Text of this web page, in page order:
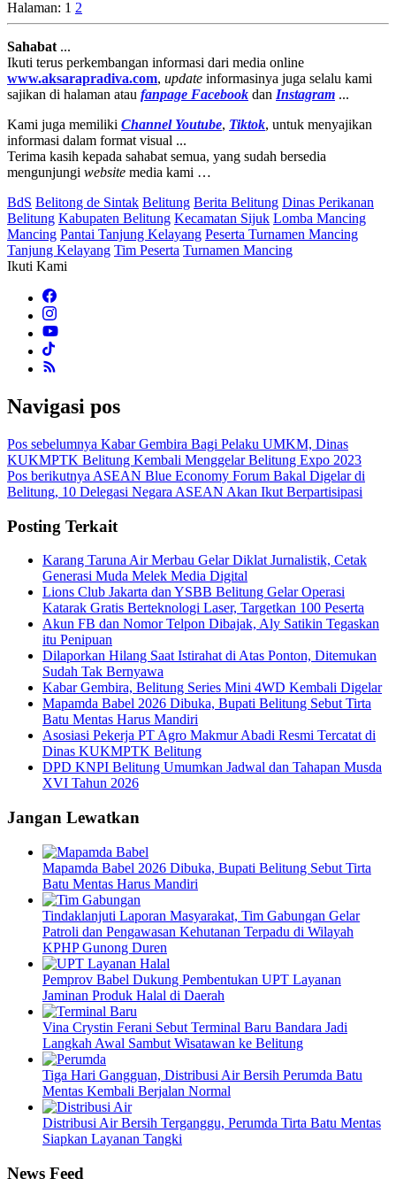
Halaman: 1 2
Sahabat ...
Ikuti terus perkembangan informasi dari media online
www.aksarapradiva.com, update informasinya juga selalu kami
sajikan di halaman atau fanpage Facebook dan Instagram ...
Kami juga memiliki Channel Youtube, Tiktok, untuk menyajikan
informasi dalam format visual ...
Terima kasih kepada sahabat semua, yang sudah bersedia
mengunjungi website media kami …
BdS Belitong de Sintak Belitung Berita Belitung Dinas Perikanan
Belitung Kabupaten Belitung Kecamatan Sijuk Lomba Mancing
Mancing Pantai Tanjung Kelayang Peserta Turnamen Mancing
Tanjung Kelayang Tim Peserta Turnamen Mancing
Ikuti Kami
Navigasi pos
Pos sebelumnya Kabar Gembira Bagi Pelaku UMKM, Dinas
KUKMPTK Belitung Kembali Menggelar Belitung Expo 2023
Pos berikutnya ASEAN Blue Economy Forum Bakal Digelar di
Belitung, 10 Delegasi Negara ASEAN Akan Ikut Berpartisipasi
Posting Terkait
Karang Taruna Air Merbau Gelar Diklat Jurnalistik, Cetak
Generasi Muda Melek Media Digital
Lions Club Jakarta dan YSBB Belitung Gelar Operasi
Katarak Gratis Berteknologi Laser, Targetkan 100 Peserta
Akun FB dan Nomor Telpon Dibajak, Aly Satikin Tegaskan
itu Penipuan
Dilaporkan Hilang Saat Istirahat di Atas Ponton, Ditemukan
Sudah Tak Bernyawa
Kabar Gembira, Belitung Series Mini 4WD Kembali Digelar
Mapamda Babel 2026 Dibuka, Bupati Belitung Sebut Tirta
Batu Mentas Harus Mandiri
Asosiasi Pekerja PT Agro Makmur Abadi Resmi Tercatat di
Dinas KUKMPTK Belitung
DPD KNPI Belitung Umumkan Jadwal dan Tahapan Musda
XVI Tahun 2026
Jangan Lewatkan
Mapamda Babel 2026 Dibuka, Bupati Belitung Sebut Tirta
Batu Mentas Harus Mandiri
Tindaklanjuti Laporan Masyarakat, Tim Gabungan Gelar
Patroli dan Pengawasan Kehutanan Terpadu di Wilayah
KPHP Gunong Duren
Pemprov Babel Dukung Pembentukan UPT Layanan
Jaminan Produk Halal di Daerah
Vina Crystin Ferani Sebut Terminal Baru Bandara Jadi
Langkah Awal Sambut Wisatawan ke Belitung
Tiga Hari Gangguan, Distribusi Air Bersih Perumda Batu
Mentas Kembali Berjalan Normal
Distribusi Air Bersih Terganggu, Perumda Tirta Batu Mentas
Siapkan Layanan Tangki
News Feed